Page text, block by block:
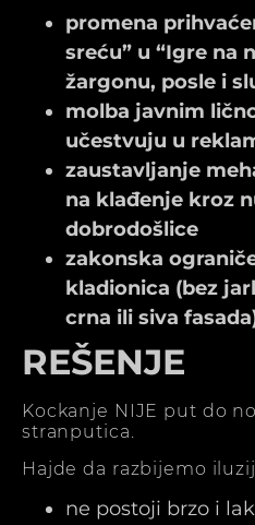
promena
sreću” u “Igre na
žargonu, posle i
molba javnim
učestvuju u
zaustavljanje
na klađenje kroz
dobrodošlice
zakonska
kladionica (bez
crna ili siva
REŠENJE
Kockanje NIJE put do
stranputica.
Hajde da razbijemo
ne postoji brzo i